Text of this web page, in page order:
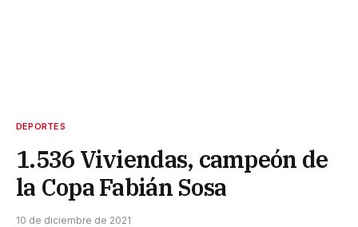
DEPORTES
1.536 Viviendas, campeón de
la Copa Fabián Sosa
10 de diciembre de 2021